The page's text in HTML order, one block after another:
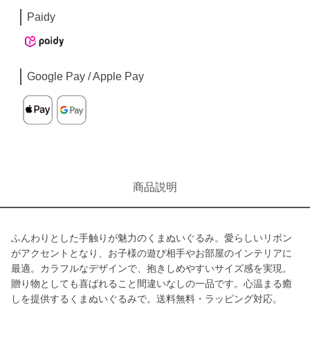
Paidy
Google Pay / Apple Pay
商品説明
ふんわりとした手触りが魅力のくまぬいぐるみ。愛らしいリボン
がアクセントとなり、お子様の遊び相手やお部屋のインテリアに
最適。カラフルなデザインで、抱きしめやすいサイズ感を実現。
贈り物としても喜ばれること間違いなしの一品です。心温まる癒
しを提供するくまぬいぐるみで。送料無料・ラッピング対応。